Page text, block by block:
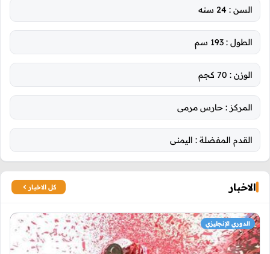
السن : 24 سنه
الطول : 193 سم
الوزن : 70 كجم
المركز : حارس مرمى
القدم المفضلة : اليمنى
الاخبار كل الاخبار
الدوري الإنجليزي